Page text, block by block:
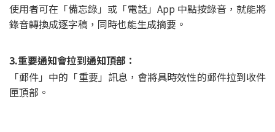
使用者可在「備忘錄」或「電話」App 中點按錄音，就能將
錄音轉換成逐字稿，同時也能生成摘要。
3.重要通知會拉到通知頂部：
「郵件」中的「重要」訊息，會將具時效性的郵件拉到收件
匣頂部。